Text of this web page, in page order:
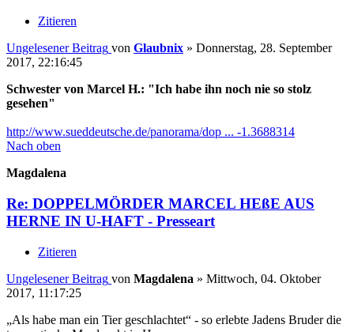
Zitieren
Ungelesener Beitrag von Glaubnix » Donnerstag, 28. September
2017, 22:16:45
Schwester von Marcel H.: "Ich habe ihn noch nie so stolz
gesehen"
http://www.sueddeutsche.de/panorama/dop ... -1.3688314
Nach oben
Magdalena
Re: DOPPELMÖRDER MARCEL HEßE AUS
HERNE IN U-HAFT - Presseart
Zitieren
Ungelesener Beitrag von Magdalena » Mittwoch, 04. Oktober
2017, 11:17:25
„Als habe man ein Tier geschlachtet“ - so erlebte Jadens Bruder die